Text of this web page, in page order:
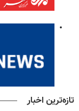
تازه‌ترین اخبار